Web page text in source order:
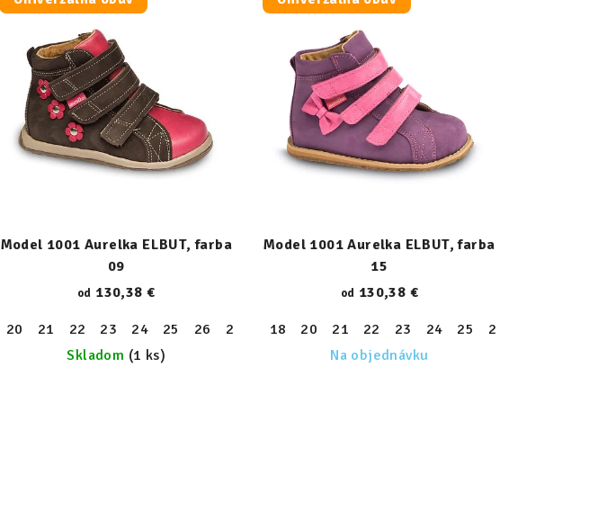
37 38
39
28 29 30 31 32 33 34 35 37 38
39
Model 1001 Aurelka ELBUT, farba
09
od 130,38 €
20 21 22 23 24 25 26 27 28 29 30 31 32 33 34 35
Skladom (1 ks)
Model 1001 Aurelka ELBUT, farba
15
od 130,38 €
18 20 21 22 23 24 25 26
Na objednávku